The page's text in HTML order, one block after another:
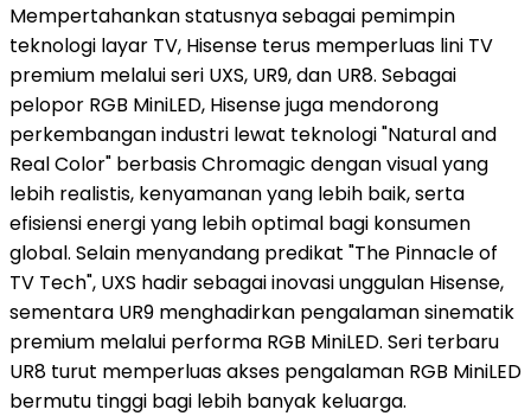
Mempertahankan statusnya sebagai pemimpin
teknologi layar TV, Hisense terus memperluas lini TV
premium melalui seri UXS, UR9, dan UR8. Sebagai
pelopor RGB MiniLED, Hisense juga mendorong
perkembangan industri lewat teknologi "Natural and
Real Color" berbasis Chromagic dengan visual yang
lebih realistis, kenyamanan yang lebih baik, serta
efisiensi energi yang lebih optimal bagi konsumen
global. Selain menyandang predikat "The Pinnacle of
TV Tech", UXS hadir sebagai inovasi unggulan Hisense,
sementara UR9 menghadirkan pengalaman sinematik
premium melalui performa RGB MiniLED. Seri terbaru
UR8 turut memperluas akses pengalaman RGB MiniLED
bermutu tinggi bagi lebih banyak keluarga.